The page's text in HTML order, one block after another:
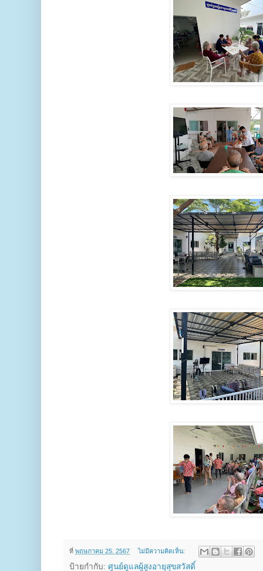
ที่ พฤษภาคม 25, 2567 ไม่มีความคิดเห็น:
ป้ายกำกับ: ศูนย์ดูแลผู้สูงอายุสุขสวัสดิ์